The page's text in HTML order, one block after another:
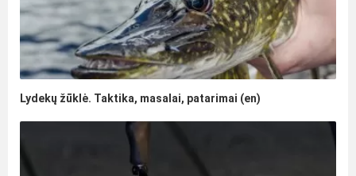
Lydekų žūklė. Taktika, masalai, patarimai (en)